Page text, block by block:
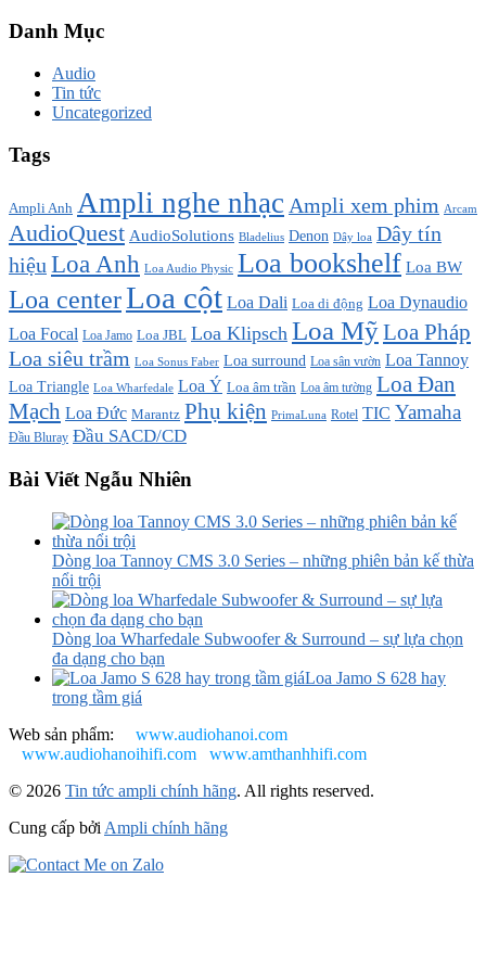
Danh Mục
Audio
Tin tức
Uncategorized
Tags
Ampli Anh Ampli nghe nhạc Ampli xem phim Arcam
AudioQuest AudioSolutions Bladelius Denon Dây loa Dây tín
hiệu Loa Anh Loa Audio Physic Loa bookshelf Loa BW
Loa centerLoa cột Loa Dali Loa di động Loa Dynaudio
Loa Focal Loa Jamo Loa JBL Loa Klipsch Loa MỹLoa Pháp
Loa siêu trầm Loa Sonus Faber Loa surround Loa sân vườn Loa Tannoy
Loa Triangle Loa Wharfedale Loa Ý Loa âm trần Loa âm tường Loa Đan
Mạch Loa Đức Marantz Phụ kiện PrimaLuna Rotel TIC Yamaha
Đầu Bluray Đầu SACD/CD
Bài Viết Ngẫu Nhiên
Dòng loa Tannoy CMS 3.0 Series – những phiên bản kế thừa
nổi trội
Dòng loa Wharfedale Subwoofer & Surround – sự lựa chọn
đa dạng cho bạn
Loa Jamo S 628 hay
trong tầm giá
Web sản phẩm: www.audiohanoi.com
www.audiohanoihifi.com
www.amthanhhifi.com
© 2026 Tin tức ampli chính hãng. All rights reserved.
Cung cấp bởi Ampli chính hãng